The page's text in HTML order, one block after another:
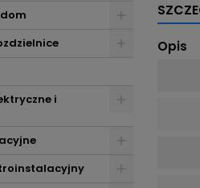
i
Opis